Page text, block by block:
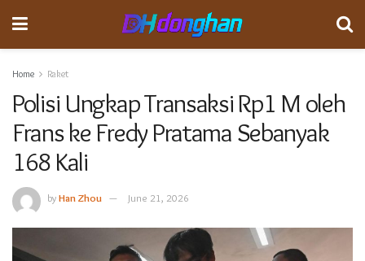
Home Raket
Polisi Ungkap Transaksi Rp1 M oleh
Frans ke Fredy Pratama Sebanyak
168 Kali
byHan Zhou June 21, 2026